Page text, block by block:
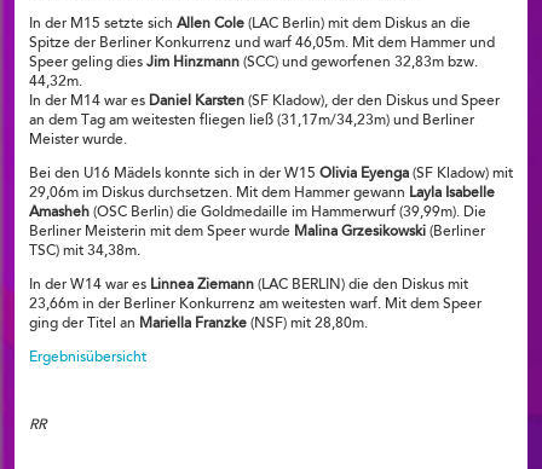
In der M15 setzte sich Allen Cole (LAC Berlin) mit dem Diskus an die
Spitze der Berliner Konkurrenz und warf 46,05m. Mit dem Hammer und
Speer geling dies Jim Hinzmann (SCC) und geworfenen 32,83m bzw.
44,32m.
In der M14 war es Daniel Karsten (SF Kladow), der den Diskus und Speer
an dem Tag am weitesten fliegen ließ (31,17m/34,23m) und Berliner
Meister wurde.
Bei den U16 Mädels konnte sich in der W15 Olivia Eyenga (SF Kladow) mit
29,06m im Diskus durchsetzen. Mit dem Hammer gewann Layla Isabelle
Amasheh (OSC Berlin) die Goldmedaille im Hammerwurf (39,99m). Die
Berliner Meisterin mit dem Speer wurde Malina Grzesikowski (Berliner
TSC) mit 34,38m.
In der W14 war es Linnea Ziemann (LAC BERLIN) die den Diskus mit
23,66m in der Berliner Konkurrenz am weitesten warf. Mit dem Speer
ging der Titel an Mariella Franzke (NSF) mit 28,80m.
Ergebnisübersicht
RR